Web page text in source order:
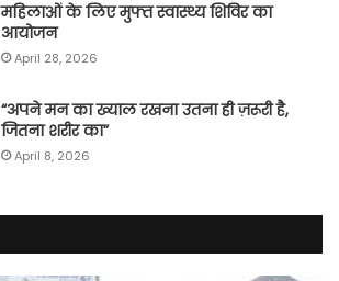
महिलाओं के लिए मुफ्त स्वास्थ्य शिविर का
आयोजन
April 28, 2026
“अपने मन का ख्याल रखना उतना ही ज़रूरी है,
जितना शरीर का”
April 8, 2026